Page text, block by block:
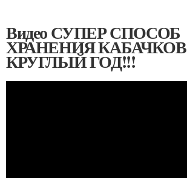
Видео СУПЕР СПОСОБ
ХРАНЕНИЯ КАБАЧКОВ
КРУГЛЫЙ ГОД!!!